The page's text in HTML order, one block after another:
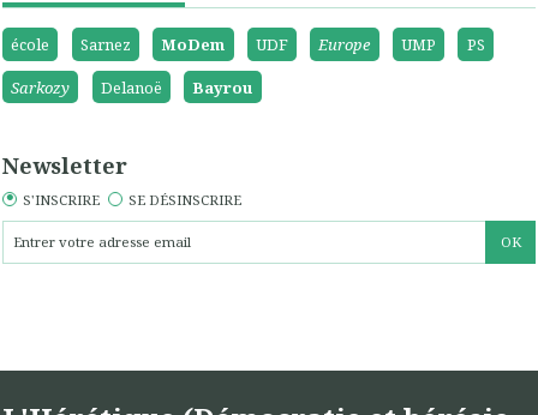
école Sarnez MoDem UDF Europe UMP
PS
Sarkozy
Delanoë Bayrou
Newsletter
S'INSCRIRE SE DÉSINSCRIRE